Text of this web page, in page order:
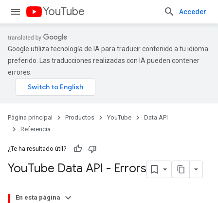
YouTube Acceder
Google utiliza tecnología de IA para traducir contenido a tu idioma
preferido. Las traducciones realizadas con IA pueden contener
errores.
Página principal Productos YouTube
Data API
Referencia
¿Te ha resultado útil?
YouTube Data API - Errors
En esta página